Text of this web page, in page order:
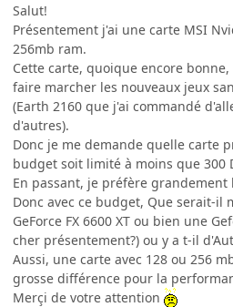
Salut!
Présentement j'ai une carte MSI
256mb ram.
Cette carte, quoique encore
faire marcher les nouveaux jeux
(Earth 2160 que j'ai commandé
d'autres).
Donc je me demande quelle carte
budget soit limité à moins que 300
En passant, je préfère grandement
Donc avec ce budget, Que serait-il
GeForce FX 6600 XT ou bien une
cher présentement?) ou y a t-il
Aussi, une carte avec 128 ou 256
grosse différence pour la
Merçi de votre attention